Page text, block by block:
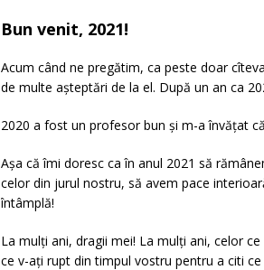
Bun venit, 2021!
Acum când ne pregătim, ca peste doar
de multe așteptări de la el. După un an ca
2020 a fost un profesor bun și m-a învățat
Așa că îmi doresc ca în anul 2021 să
celor din jurul nostru, să avem pace
întâmplă!
La mulți ani, dragii mei! La mulți ani, celor
ce v-ați rupt din timpul vostru pentru a citi